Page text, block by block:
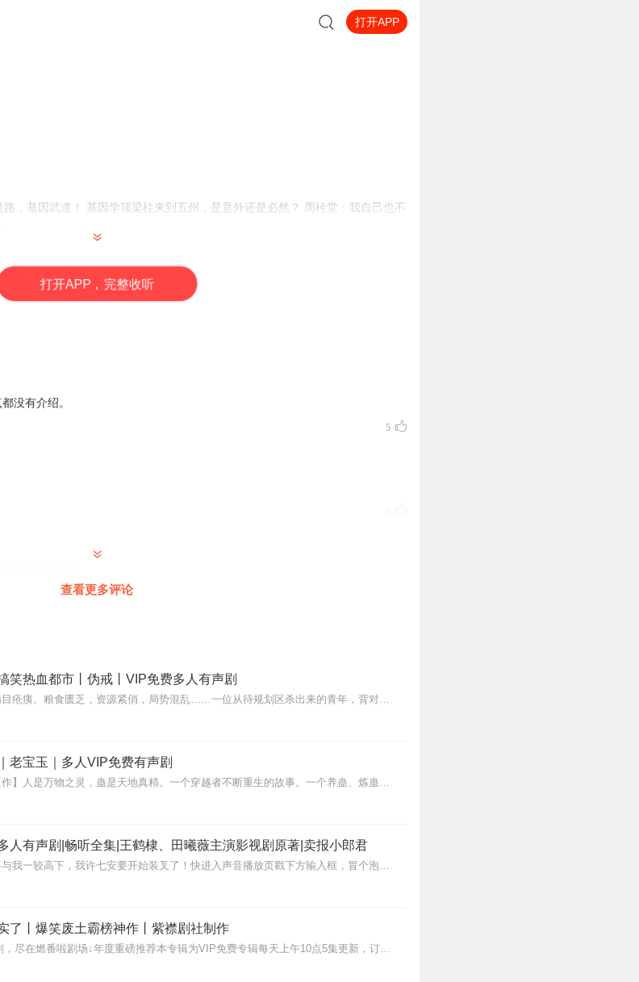
打开APP
，基因武道！ 基因学顶梁柱来到五州，是意外还是必然？ 周枍堂：我自己也不
基因》，《幻影至尊》。
都市》《擎天武尊》，客串作品代表作《唯武毒尊》-严琦 《海上秘事》-九爷、
严禁在任何第三方平台传播，违者将追究其法律责任。
面右上方按钮，将页面分享至微信内使用微信支付完成购买。
按以下步骤咨询在线客服：
】中咨询在线客服；
打客服电话：400-838-5616
打开APP，完整收听
没有介绍。
5
录也看不懂了
查看更多评论
笑热血都市丨伪戒丨VIP免费多人有声剧
【内容简介】灾变过后，大地满目疮痍。粮食匮乏，资源紧俏，局势混乱……一位从待规划区杀出来的青年，背对着漫天黄沙，孤身来到九区谋生，却不曾想偶然结识三五好友，一念...
老宝玉｜多人VIP免费有声剧
内容简介【黑暗文反派流封神之作】人是万物之灵，蛊是天地真精。一个穿越者不断重生的故事。一个养蛊、炼蛊、用蛊的奇特世界。配音组（男角色）老宝玉旁白...
人有声剧|畅听全集|王鹤棣、田曦薇主演影视剧原著|卖报小郎君
【冒泡有奖】听说杨千幻那厮要与我一较高下，我许七安要开始装叉了！快进入声音播放页戳下方输入框，冒个泡偷偷告诉我，我要用哪些诗词才能胜过他？说得好的，有赏！202...
了丨爆笑废土霸榜神作丨紫襟剧社制作
>>更多好听不套路的燃情有声剧，尽在燃番啦剧场↓年度重磅推荐本专辑为VIP免费专辑每天上午10点5集更新，订阅可以听到最新内容哦！每周抽一个专辑五星优质评论送...